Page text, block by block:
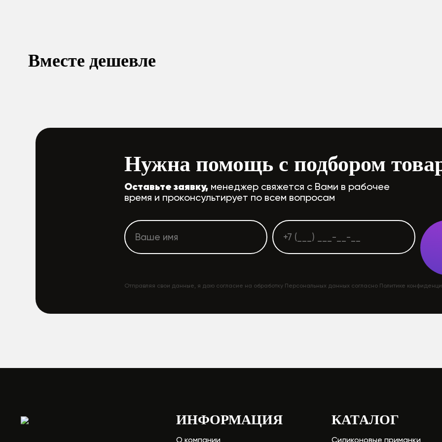
Вместе дешевле
Нужна помощь с подбором
Оставьте заявку, менеджер свяжется с Вами в рабочее
время и проконсультирует по всем вопросам
Отправляя свои данные, я даю согласие на обработку Персональных данных согласно Политике
ИНФОРМАЦИЯ
О компании
КАТАЛОГ
Силиконовые приманки